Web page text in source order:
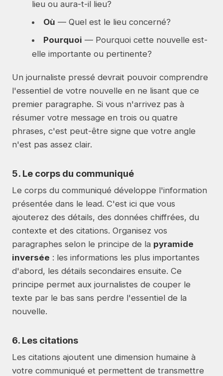
lieu ou aura-t-il lieu?
Où — Quel est le lieu concerné?
Pourquoi — Pourquoi cette nouvelle est-
elle importante ou pertinente?
Un journaliste pressé devrait pouvoir comprendre
l'essentiel de votre nouvelle en ne lisant que ce
premier paragraphe. Si vous n'arrivez pas à
résumer votre message en trois ou quatre
phrases, c'est peut-être signe que votre angle
n'est pas assez clair.
5. Le corps du communiqué
Le corps du communiqué développe l'information
présentée dans le lead. C'est ici que vous
ajouterez des détails, des données chiffrées, du
contexte et des citations. Organisez vos
paragraphes selon le principe de la pyramide
inversée : les informations les plus importantes
d'abord, les détails secondaires ensuite. Ce
principe permet aux journalistes de couper le
texte par le bas sans perdre l'essentiel de la
nouvelle.
6. Les citations
Les citations ajoutent une dimension humaine à
votre communiqué et permettent de transmettre